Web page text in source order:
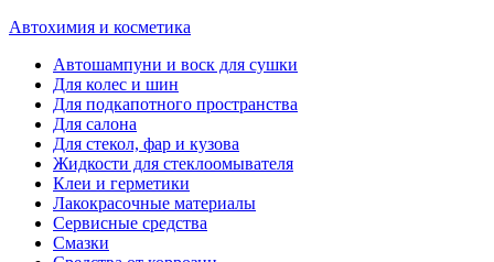
Автохимия и косметика
Автошампуни и воск для сушки
Для колес и шин
Для подкапотного пространства
Для салона
Для стекол, фар и кузова
Жидкости для стеклоомывателя
Клеи и герметики
Лакокрасочные материалы
Сервисные средства
Смазки